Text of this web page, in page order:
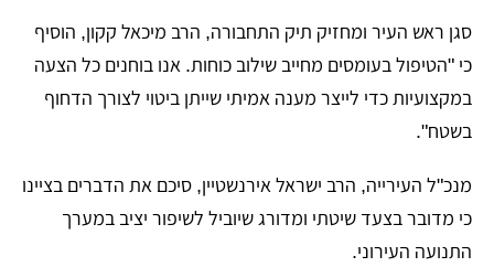
​סגן ראש העיר ומחזיק תיק התחבורה, הרב מיכאל קקון, הוסיף
כי "הטיפול בעומסים מחייב שילוב כוחות. אנו בוחנים כל הצעה
במקצועיות כדי לייצר מענה אמיתי שייתן ביטוי לצורך הדחוף
בשטח".
​מנכ"ל העירייה, הרב ישראל אירנשטיין, סיכם את הדברים בציינו
כי מדובר בצעד שיטתי ומדורג שיוביל לשיפור יציב במערך
התנועה העירוני.